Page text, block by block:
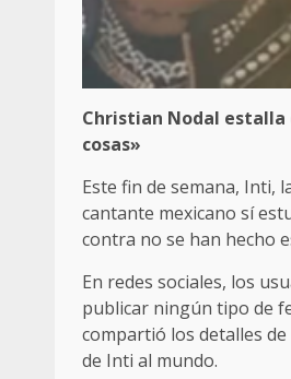
Christian Nodal
cosas»
Este fin de semana, Inti,
cantante mexicano sí
contra no se han hecho
En redes sociales, los
publicar ningún tipo de
compartió los detalles
de Inti al mundo.